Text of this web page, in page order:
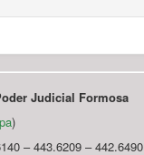
Judicial Formosa
)
– 443.6209 – 442.6490